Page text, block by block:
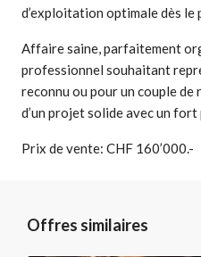
d’exploitation optimale dès le
Affaire saine, parfaitement
professionnel souhaitant
reconnu ou pour un couple
d’un projet solide avec un
Prix de vente: CHF 160’000.-
Offres similaires